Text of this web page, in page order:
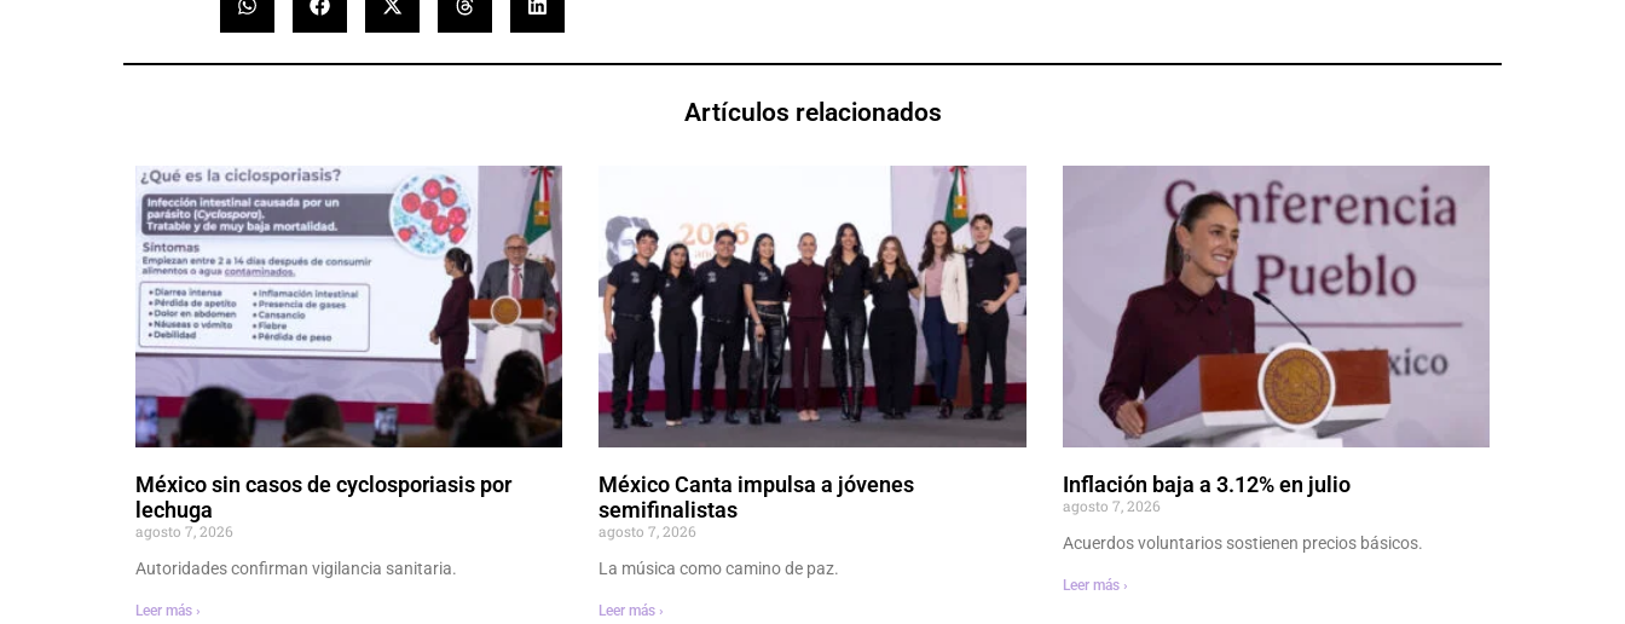
Artículos relacionados
México sin casos de cyclosporiasis por
lechuga
agosto 7, 2026
Autoridades confirman vigilancia sanitaria.
Leer más ›
México Canta impulsa a jóvenes
semifinalistas
agosto 7, 2026
La música como camino de paz.
Leer más ›
Inflación baja a 3.12% en julio
agosto 7, 2026
Acuerdos voluntarios sostienen precios básicos.
Leer más ›